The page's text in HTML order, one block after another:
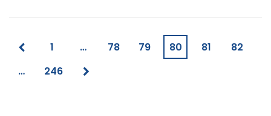
1 … 78 79 80 81
82
…
246